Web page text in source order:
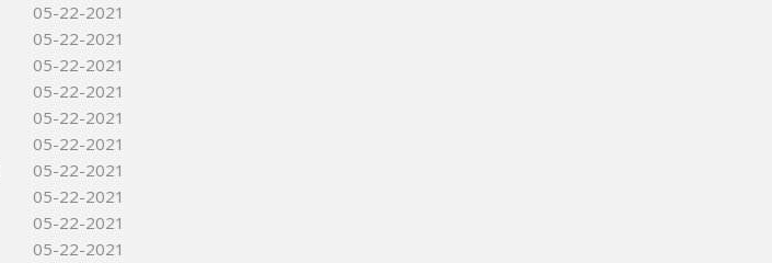
05-22-2021
05-22-2021
05-22-2021
05-22-2021
05-22-2021
05-22-2021
05-22-2021
05-22-2021
05-22-2021
05-22-2021